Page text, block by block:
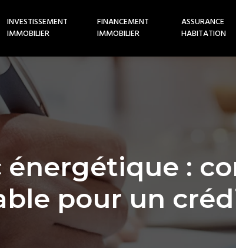
INVESTISSEMENT
IMMOBILIER
FINANCEMENT
IMMOBILIER
ASSURANCE
HABITATION
énergétique :
pour un